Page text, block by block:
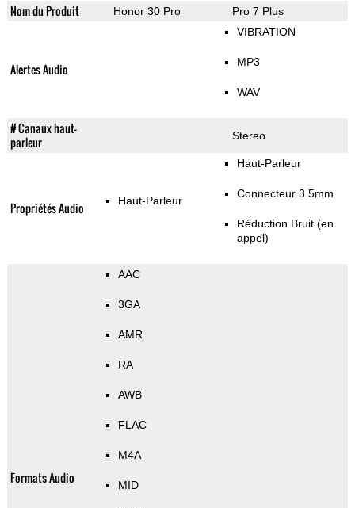
Nom du Produit Honor 30 Pro Pro 7 Plus
Alertes Audio
VIBRATION
MP3
WAV
# Canaux haut-
parleur
Stereo
Propriétés Audio Haut-Parleur
Haut-Parleur
Connecteur 3.5mm
Réduction Bruit (en
appel)
Formats Audio
AAC
3GA
AMR
RA
AWB
FLAC
M4A
MID